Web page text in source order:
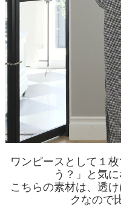
ワンピースとして１
う？」と気
こちらの素材は、透
クなので